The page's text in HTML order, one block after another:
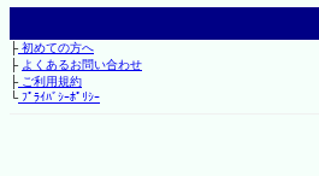
├初めての方へ
├ よくあるお問い合わせ
├ご利用規約
└ﾌﾟﾗｲﾊﾞｼｰﾎﾟﾘｼｰ